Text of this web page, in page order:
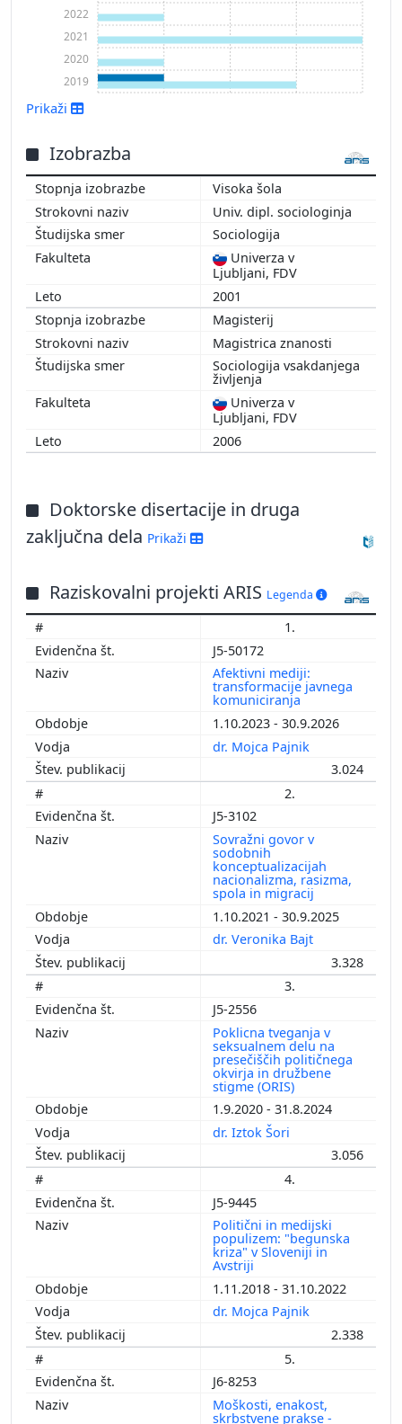
2019
2020
2021
2022
Prikaži več
Prikaži
Izobrazba
Visoka šola
Univ. dipl. sociologinja
Sociologija
Univerza v
Ljubljani, FDV
2001
Magisterij
Magistrica znanosti
Sociologija vsakdanjega
življenja
Univerza v
Ljubljani, FDV
2006
Doktorske disertacije in druga
zaključna dela Prikaži
Raziskovalni projekti ARIS Legenda
1.
J5-50172
Afektivni mediji:
transformacije javnega
komuniciranja
1.10.2023 - 30.9.2026
dr. Mojca Pajnik
3.024
2.
J5-3102
Sovražni govor v
sodobnih
konceptualizacijah
nacionalizma, rasizma,
spola in migracij
1.10.2021 - 30.9.2025
dr. Veronika Bajt
3.328
3.
J5-2556
Poklicna tveganja v
seksualnem delu na
presečiščih političnega
okvirja in družbene
stigme (ORIS)
1.9.2020 - 31.8.2024
dr. Iztok Šori
3.056
4.
J5-9445
Politični in medijski
populizem: "begunska
kriza" v Sloveniji in
Avstriji
1.11.2018 - 31.10.2022
dr. Mojca Pajnik
2.338
5.
J6-8253
Moškosti, enakost,
skrbstvene prakse -